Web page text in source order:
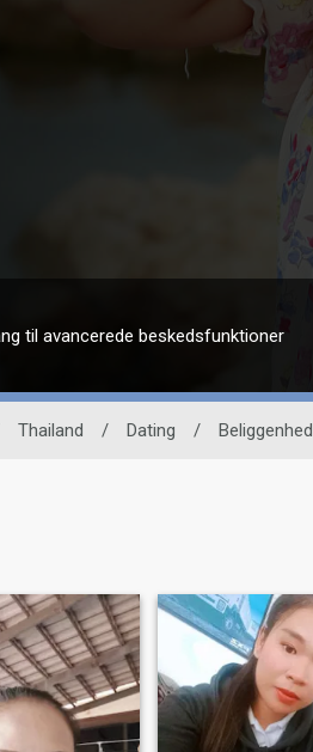
til avancerede beskedsfunktioner
Thailand / Dating / Beliggenhed